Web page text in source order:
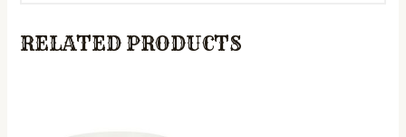
RELATED PRODUCTS